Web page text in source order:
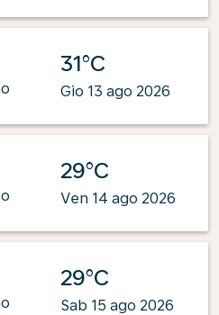
31°C
Gio 13 ago 2026
29°C
Ven 14 ago 2026
29°C
Sab 15 ago 2026